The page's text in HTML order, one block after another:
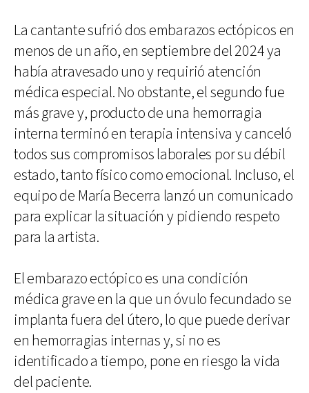
La cantante sufrió dos embarazos ectópicos en
menos de un año, en septiembre del 2024 ya
había atravesado uno y requirió atención
médica especial. No obstante, el segundo fue
más grave y, producto de una hemorragia
interna terminó en terapia intensiva y canceló
todos sus compromisos laborales por su débil
estado, tanto físico como emocional. Incluso, el
equipo de María Becerra lanzó un comunicado
para explicar la situación y pidiendo respeto
para la artista.
El embarazo ectópico es una condición
médica grave en la que un óvulo fecundado se
implanta fuera del útero, lo que puede derivar
en hemorragias internas y, si no es
identificado a tiempo, pone en riesgo la vida
del paciente.